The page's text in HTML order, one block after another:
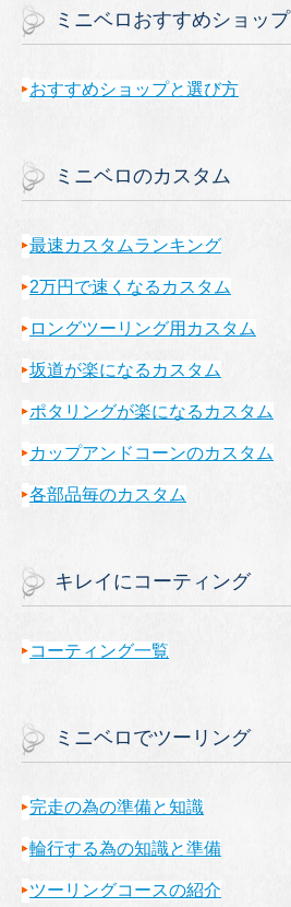
ミニベロおすすめショップ
おすすめショップと選び方
ミニベロのカスタム
最速カスタムランキング
2万円で速くなるカスタム
ロングツーリング用カスタム
坂道が楽になるカスタム
ポタリングが楽になるカスタム
カップアンドコーンのカスタム
各部品毎のカスタム
キレイにコーティング
コーティング一覧
ミニベロでツーリング
完走の為の準備と知識
輪行する為の知識と準備
ツーリングコースの紹介